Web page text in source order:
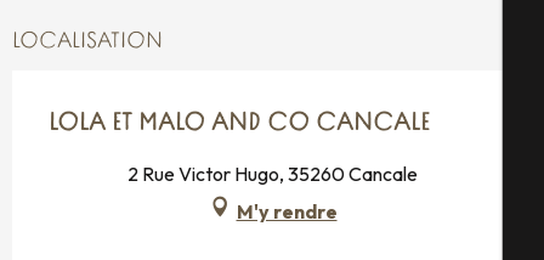
LOCALISATION
LOLA ET MALO AND CO CANCALE
2 Rue Victor Hugo, 35260 Cancale
M'y rendre